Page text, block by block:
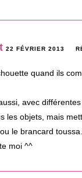
22 FÉVRIER 2013
quand ils
avec
les objets, mais
le brancard
moi ^^